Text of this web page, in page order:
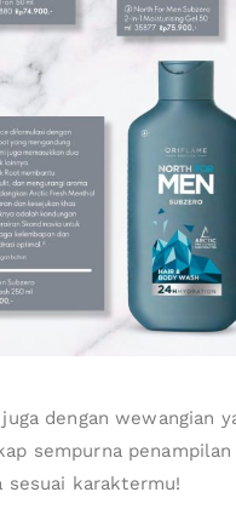
dengan wewangian
sempurna penampilan
sesuai karaktermu!